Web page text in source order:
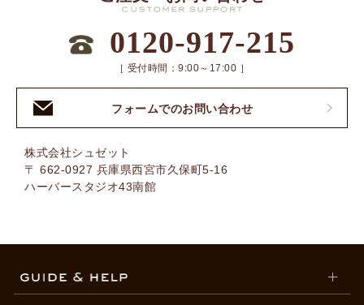
0120-917-215
［ 受付時間：9:00～17:00 ］
フォームでのお問い合わせ
株式会社シュゼット
〒 662-0927 兵庫県西宮市久保町5-16
ハーバースタジオ43南館